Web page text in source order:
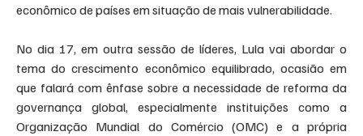
econômico de países em situação de mais vulnerabilidade.
No dia 17, em outra sessão de líderes, Lula vai abordar o
tema do crescimento econômico equilibrado, ocasião em
que falará com ênfase sobre a necessidade de reforma da
governança global, especialmente instituições como a
Organização Mundial do Comércio (OMC) e a própria